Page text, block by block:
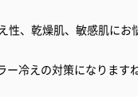
性、乾燥肌、敏感肌にお
冷えの対策になりますね